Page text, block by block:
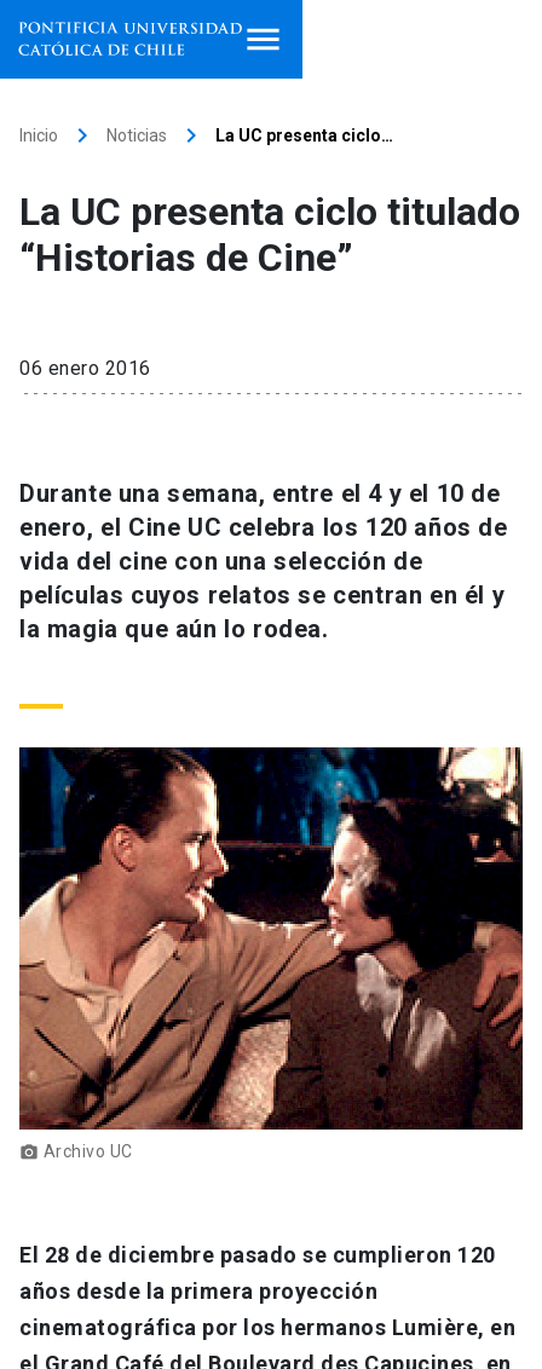
Facultades, escuelas e
institutos
Internacionalización
Vinculación
Universidad
Información para keyboard_arrow_down
Académicos
Personal
Alumni launch
Padres y familia
Vecinos launch
Admisión launch
Mi Cuenta UC launch
Correo UC
Mi Portal UC launch
Medios Biblioteca launch
Donaciones launch
Inicio keyboard_arrow_right Noticias keyboard_arrow_right La UC presenta ciclo…
La UC presenta ciclo titulado
“Historias de Cine”
06 enero 2016
Durante una semana, entre el 4 y el 10 de
enero, el Cine UC celebra los 120 años de
vida del cine con una selección de
películas cuyos relatos se centran en él y
la magia que aún lo rodea.
photo_camera Archivo UC
El 28 de diciembre pasado se cumplieron 120
años desde la primera proyección
cinematográfica por los hermanos Lumière, en
el Grand Café del Boulevard des Capucines, en